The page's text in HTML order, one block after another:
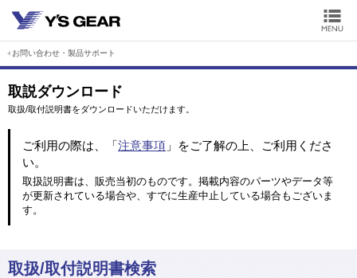
お問い合わせ・製品サポート
取説ダウンロード
取扱/取付説明書をダウンロードいただけます。
ご利用の際は、「注意事項 」をご了解の上、ご利用くださ
い。
取扱説明書は、販売当初のものです。掲載内容のパーツやデータ等
が更新されている場合や、すでに生産中止している場合もございま
す。
取扱/取付説明書検索